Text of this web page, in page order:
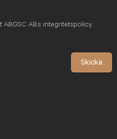
AB:s integritetspolicy.
Skicka